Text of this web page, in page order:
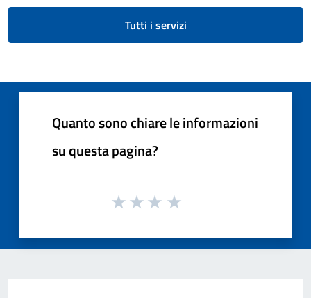
Tutti i servizi
Quanto sono chiare le informazioni
su questa pagina?